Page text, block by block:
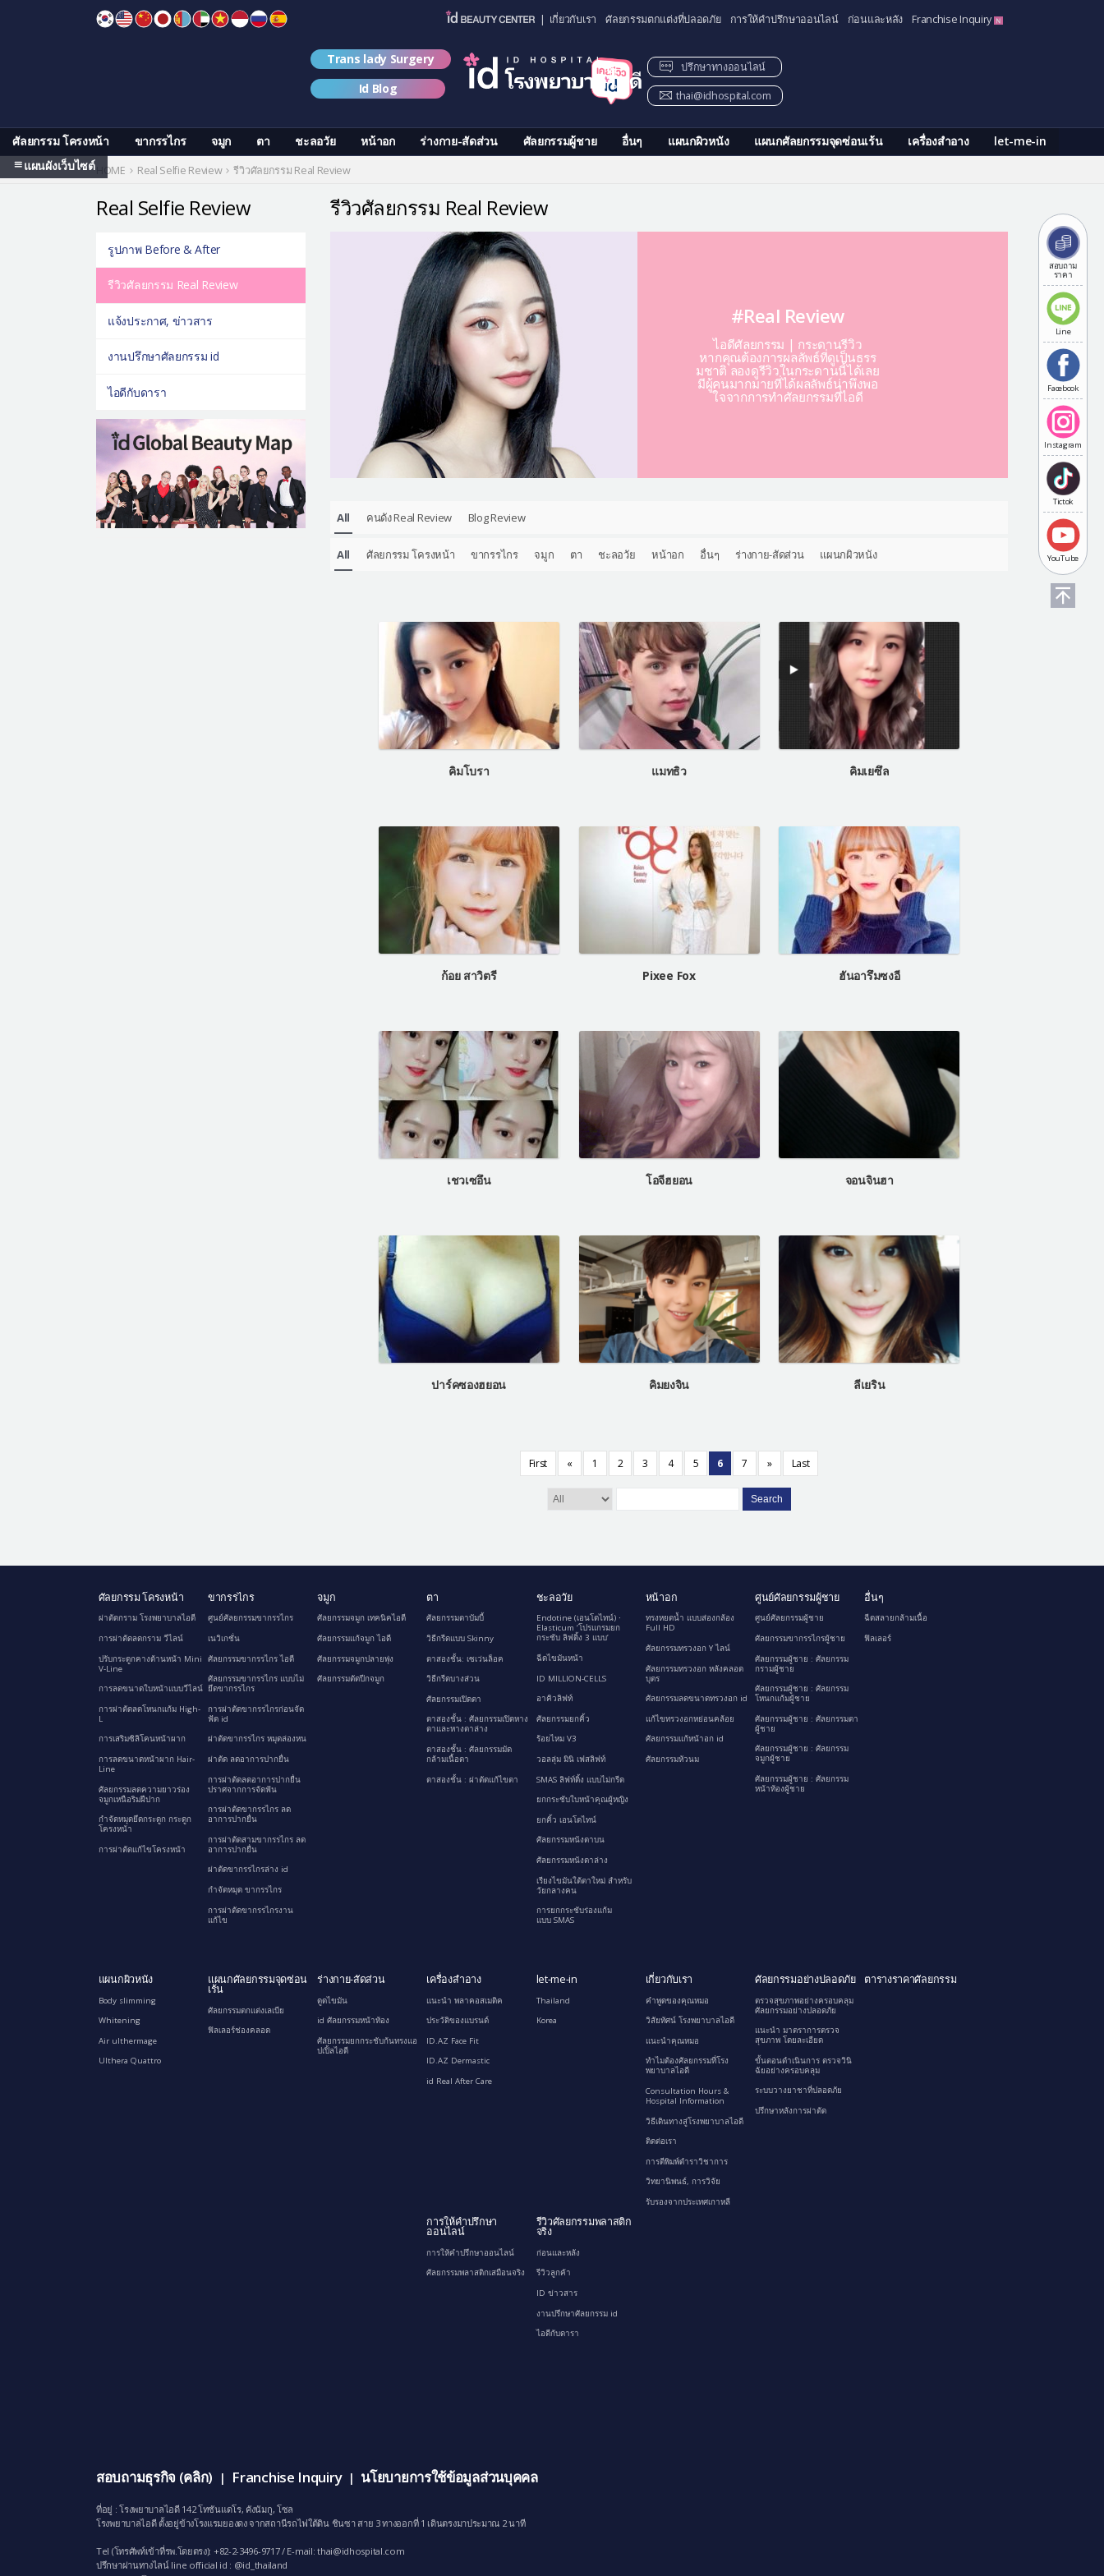
| เกี่ยวกับเรา ศัลยกรรมตกแต่งที่ปลอดภัย การให้คำปรึกษาออนไลน์ ก่อนและหลัง Franchise Inquiry
ศัลยกรรม โครงหน้า ขากรรไกร จมูก ตา ชะลอวัย หน้าอก ร่างกาย-สัดส่วน ศัลยกรรมผู้ชาย อื่นๆ แผนกผิวหนัง แผนกศัลยกรรมจุดซ่อนเร้น เครื่องสำอาง
let-me-in
แผนผังเว็บไซต์
Trans lady Surgery
Id Blog
ปรึกษาทางออนไลน์
thai@idhospital.com
สอบถาม
ราคา
Line
Facebook
Instagram
Tictok
YouTube
HOME Real Selfie Review รีวิวศัลยกรรม Real Review
รีวิวศัลยกรรม Real Review
#Real Review
ไอดีศัลยกรรม | กระดานรีวิว
หากคุณต้องการผลลัพธ์ที่ดูเป็นธรร
มชาติ ลองดูรีวิวในกระดานนี้ได้เลย
มีผู้คนมากมายที่ได้ผลลัพธ์น่าพึงพอ
ใจจากการทำศัลยกรรมที่ไอดี
All คนดัง Real Review Blog Review
All ศัลยกรรม โครงหน้า ขากรรไกร จมูก ตา ชะลอวัย หน้าอก อื่นๆ ร่างกาย-สัดส่วน แผนกผิวหนัง
คิมโบรา แมทธิว คิมเยซึล
ก้อย สาวิตรี Pixee Fox ฮันอารึมซงอี
เชวเซอึน โอจีฮยอน จอนจินฮา
ปาร์คซองฮยอน คิมยงจิน ลีเยริน
First « 1 2 3 4 5 6 7 » Last
Search
Real Selfie Review
รูปภาพ Before & After
รีวิวศัลยกรรม Real Review
แจ้งประกาศ, ข่าวสาร
งานปรึกษาศัลยกรรม id
ไอดีกับดารา
ศัลยกรรม โครงหน้า
ผ่าตัดกราม โรงพยาบาลไอดี
การผ่าตัดลดกราม วีไลน์
ปรับกระดูกคางด้านหน้า Mini
V-Line
การลดขนาดใบหน้าแบบวีไลน์
การผ่าตัดลดโหนกแก้ม High-
L
การเสริมซิลิโคนหน้าผาก
การลดขนาดหน้าผาก Hair-
Line
ศัลยกรรมลดความยาวร่อง
จมูกเหนือริมฝีปาก
กำจัดหมุดยึดกระดูก กระดูก
โครงหน้า
การผ่าตัดแก้ไขโครงหน้า
ขากรรไกร
ศูนย์ศัลยกรรมขากรรไกร
เนวิเกชั่น
ศัลยกรรมขากรรไกร ไอดี
ศัลยกรรมขากรรไกร แบบไม่
ยึดขากรรไกร
การผ่าตัดขากรรไกรก่อนจัด
ฟัด id
ผ่าตัดขากรรไกร หมุดล่องหน
ผ่าตัด ลดอาการปากยื่น
การผ่าตัดลดอาการปากยื่น
ปราศจากการจัดฟัน
การผ่าตัดขากรรไกร ลด
อาการปากยื่น
การผ่าตัดสามขากรรไกร ลด
อาการปากยื่น
ผ่าตัดขากรรไกรล่าง id
กำจัดหมุด ขากรรไกร
การผ่าตัดขากรรไกรงาน
แก้ไข
จมูก
ศัลยกรรมจมูก เทคนิคไอดี
ศัลยกรรมแก้จมูก ไอดี
ศัลยกรรมจมูกปลายพุ่ง
ศัลยกรรมตัดปีกจมูก
ตา
ศัลยกรรมตาบัมบี้
วิธีกรีดแบบ Skinny
ตาสองชั้น: เซเว่นล็อค
วิธีกรีดบางส่วน
ศัลยกรรมเปิดตา
ตาสองชั้น : ศัลยกรรมเปิดหาง
ตาและหางตาล่าง
ตาสองชั้น : ศัลยกรรมมัด
กล้ามเนื้อตา
ตาสองชั้น : ผ่าตัดแก้ไขตา
ชะลอวัย
Endotine (เอนโดไทน์) ∙
Elasticum ‘โปรแกรมยก
กระชับ ลิฟติ้ง 3 แบบ’
ฉีดไขมันหน้า
ID MILLION-CELLS
อาคิวลิฟท์
ศัลยกรรมยกคิ้ว
ร้อยไหม V3
วอลลุ่ม มินิ เฟสลิฟท์
SMAS ลิฟท์ติ้ง แบบไม่กรีด
ยกกระชับใบหน้าคุณผู้หญิง
ยกคิ้ว เอนโดไทน์
ศัลยกรรมหนังตาบน
ศัลยกรรมหนังตาล่าง
เรียงไขมันใต้ตาใหม่ สำหรับ
วัยกลางคน
การยกกระชับร่องแก้ม
แบบ SMAS
หน้าอก
ทรงหยดน้ำ แบบส่องกล้อง
Full HD
ศัลยกรรมทรวงอก Y ไลน์
ศัลยกรรมทรวงอก หลังคลอด
บุตร
ศัลยกรรมลดขนาดทรวงอก id
แก้ไขทรวงอกหย่อนคล้อย
ศัลยกรรมแก้หน้าอก id
ศัลยกรรมหัวนม
ศูนย์ศัลยกรรมผู้ชาย
ศูนย์ศัลยกรรมผู้ชาย
ศัลยกรรมขากรรไกรผู้ชาย
ศัลยกรรมผู้ชาย : ศัลยกรรม
กรามผู้ชาย
ศัลยกรรมผู้ชาย : ศัลยกรรม
โหนกแก้มผู้ชาย
ศัลยกรรมผู้ชาย : ศัลยกรรมตา
ผู้ชาย
ศัลยกรรมผู้ชาย : ศัลยกรรม
จมูกผู้ชาย
ศัลยกรรมผู้ชาย : ศัลยกรรม
หน้าท้องผู้ชาย
อื่นๆ
ฉีดสลายกล้ามเนื้อ
ฟิลเลอร์
แผนกผิวหนัง
Body slimming
Whitening
Air ulthermage
Ulthera Quattro
แผนกศัลยกรรมจุดซ่อน
เร้น
ศัลยกรรมตกแต่งเลเบีย
ฟิลเลอร์ช่องคลอด
ร่างกาย-สัดส่วน
ดูดไขมัน
id ศัลยกรรมหน้าท้อง
ศัลยกรรมยกกระชับก้นทรงแอ
ปเปิ้ลไอดี
เครื่องสำอาง
แนะนำ พลาคอสเมติค
ประวัติของแบรนด์
ID.AZ Face Fit
ID.AZ Dermastic
id Real After Care
let-me-in
Thailand
Korea
เกี่ยวกับเรา
คำพูดของคุณหมอ
วิสัยทัศน์ โรงพยาบาลไอดี
แนะนำคุณหมอ
ทำไมต้องศัลยกรรมที่โรง
พยาบาลไอดี
Consultation Hours &
Hospital Information
วิธีเดินทางสู่โรงพยาบาลไอดี
ติดต่อเรา
การตีพิมพ์ตำราวิชาการ
วิทยานิพนธ์, การวิจัย
รับรองจากประเทศเกาหลี
ศัลยกรรมอย่างปลอดภัย
ตรวจสุขภาพอย่างครอบคลุม
ศัลยกรรมอย่างปลอดภัย
แนะนำ มาตราการตรวจ
สุขภาพ โดยละเอียด
ขั้นตอนดำเนินการ ตรวจวินิ
ฉัยอย่างครอบคลุม
ระบบวางยาชาที่ปลอดภัย
ปรึกษาหลังการผ่าตัด
ตารางราคาศัลยกรรม
การให้คำปรึกษา
ออนไลน์
การให้คำปรึกษาออนไลน์
ศัลยกรรมพลาสติกเสมือนจริง
รีวิวศัลยกรรมพลาสติก
จริง
ก่อนและหลัง
รีวิวลูกค้า
ID ข่าวสาร
งานปรึกษาศัลยกรรม id
ไอดีกับดารา
สอบถามธุรกิจ (คลิก) | Franchise Inquiry | นโยบายการใช้ข้อมูลส่วนบุคคล
ที่อยู่ : โรงพยาบาลไอดี 142 โทซันแดโร, คังนัมกู, โซล
โรงพยาบาลไอดี ตั้งอยู่ข้างโรงแรมยองดง จากสถานีรถไฟใต้ดิน ชินซา สาย 3 ทางออกที่ 1 เดินตรงมาประมาณ 2 นาที
Tel (โทรศัพท์เข้าที่รพ.โดยตรง): +82-2-3496-9717 / E-mail:thai@idhospital.com
ปรึกษาผ่านทางไลน์ line official id : @id_thailand